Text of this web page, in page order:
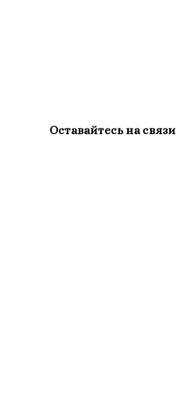
Оставайтесь на связи